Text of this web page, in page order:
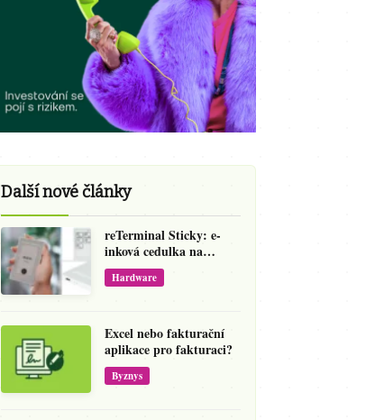
Další nové články
reTerminal Sticky: e-
inková cedulka na
ledničku, která přepíše
váš hlas na vzkaz
Hardware
Excel nebo fakturační
aplikace pro fakturaci?
Byznys